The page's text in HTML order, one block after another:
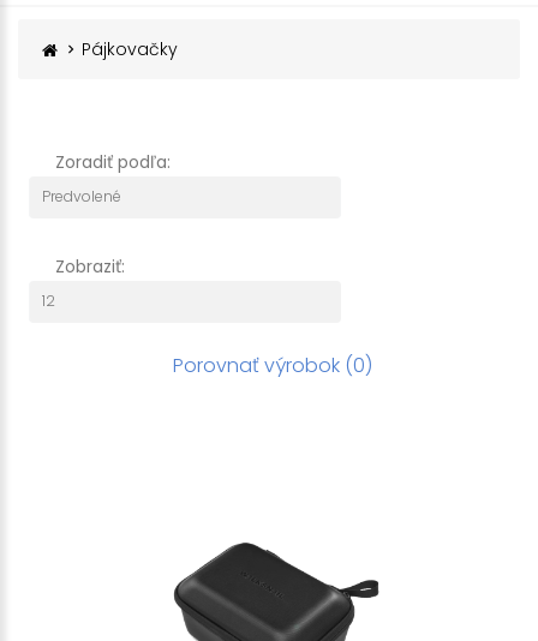
Pájkovačky
Zoradiť podľa:
Zobraziť:
Porovnať výrobok (0)